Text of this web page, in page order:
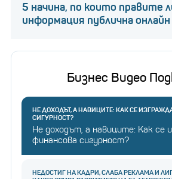
5 начина, по които правите
информация публична онлайн
Бизнес Видео
НЕ ДОХОДЪТ, А НАВИЦИТЕ: КАК СЕ
СИГУРНОСТ?
Не доходът, а навиците: Как се
финансова сигурност?
НЕДОСТИГ НА КАДРИ, СЛАБА РЕКЛАМА И